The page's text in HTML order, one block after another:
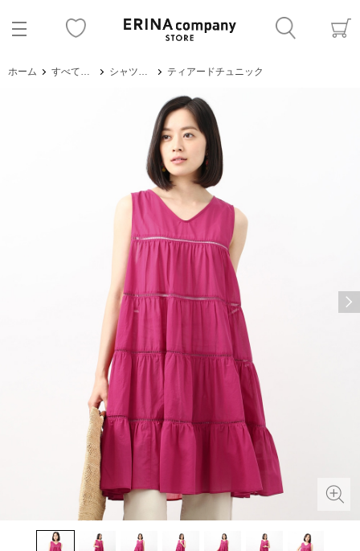
ホーム すべてのアイテム シャツ・ブラウス ティアードチュニック